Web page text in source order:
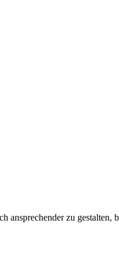
ansprechender zu gestalten,